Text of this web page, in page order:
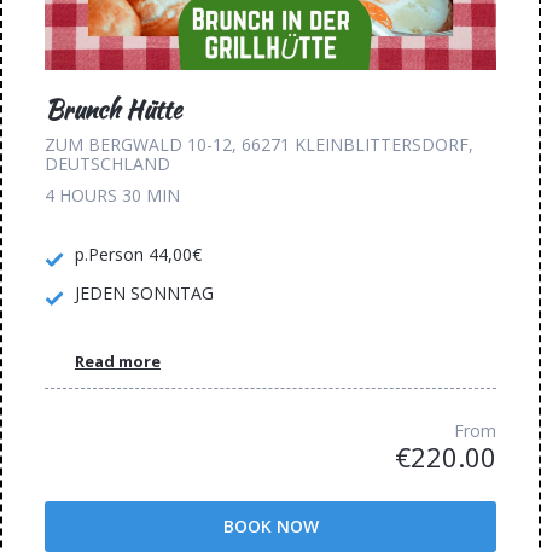
Brunch Hütte
ZUM BERGWALD 10-12, 66271 KLEINBLITTERSDORF,
DEUTSCHLAND
4 HOURS 30 MIN
p.Person 44,00€
JEDEN SONNTAG
Read more
From
€220.00
BOOK NOW